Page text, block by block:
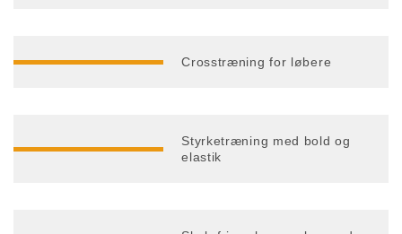
Crosstræning for løbere
Styrketræning med bold og
elastik